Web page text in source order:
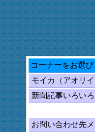
コーナーをお選
モイカ（アオリ
新聞記事いろいろ
お問い合わせ先